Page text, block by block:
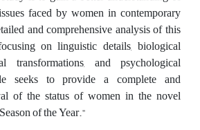
faced by women in contemporary
and comprehensive analysis of this
on linguistic details, biological
transformations, and psychological
seeks to provide a complete and
of the status of women in the novel
of the Year."